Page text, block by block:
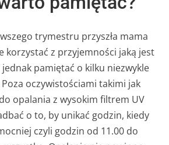
trymestru przyszła mama
korzystać z przyjemności jaką jest
pamiętać o kilku niezwykle
oczywistościami takimi jak
opalania z wysokim filtrem UV
o to, by unikać godzin, kiedy
czyli godzin od 11.00 do